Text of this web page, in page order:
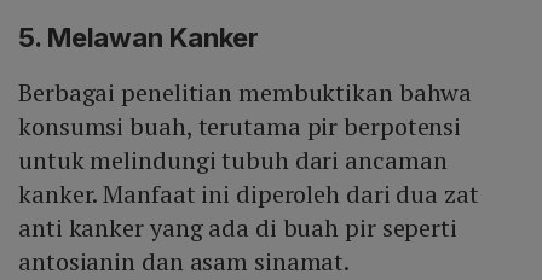
5. Melawan Kanker
Berbagai penelitian membuktikan bahwa
konsumsi buah, terutama pir berpotensi
untuk melindungi tubuh dari ancaman
kanker. Manfaat ini diperoleh dari dua zat
anti kanker yang ada di buah pir seperti
antosianin dan asam sinamat.